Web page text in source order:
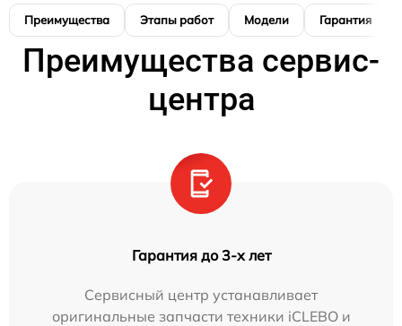
Преимущества Этапы работ Модели Гарантия
Преимущества сервис-
центра
Гарантия до 3-х лет
Сервисный центр устанавливает
оригинальные запчасти техники iCLEBO и